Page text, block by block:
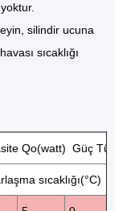
silindir ucuna
sıcaklığı
Qo(watt) Güç
sıcaklığı(°C)